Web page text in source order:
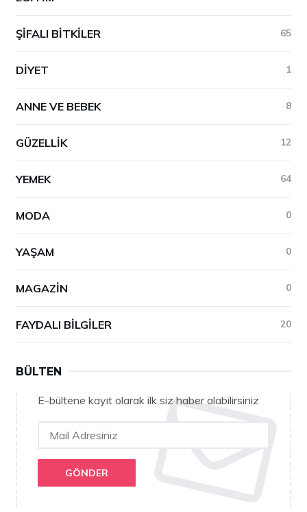
ŞIFALI BITKILER 65
DIYET 1
ANNE VE BEBEK 8
GÜZELLIK 12
YEMEK 64
MODA 0
YAŞAM 0
MAGAZIN 0
FAYDALI BILGILER 20
BÜLTEN
E-bültene kayıt olarak ilk siz haber alabilirsiniz
GÖNDER